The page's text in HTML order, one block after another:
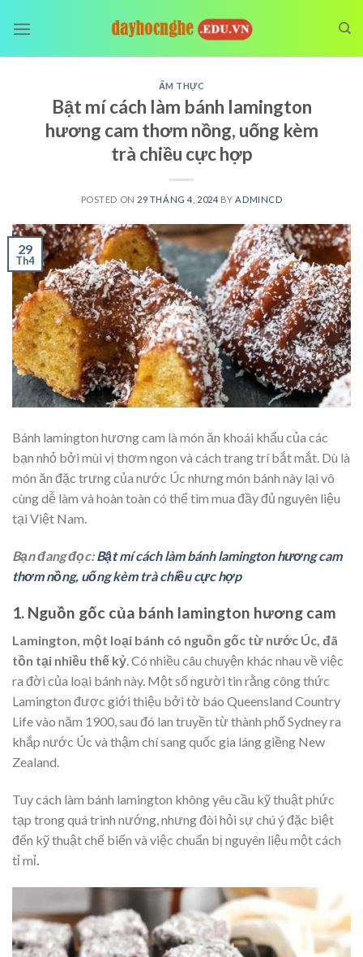
ẨM THỰC
Bật mí cách làm bánh lamington
hương cam thơm nồng, uống kèm
trà chiều cực hợp
POSTED ON 29 THÁNG 4, 2024 BY ADMINCD
29
Th4
Bánh lamington hương cam là món ăn khoái khẩu của các
bạn nhỏ bởi mùi vị thơm ngon và cách trang trí bắt mắt. Dù là
món ăn đặc trưng của nước Úc nhưng món bánh này lại vô
cùng dễ làm và hoàn toàn có thể tìm mua đầy đủ nguyên liệu
tại Việt Nam.
Bạn đang đọc:Bật mí cách làm bánh lamington hương cam
thơm nồng, uống kèm trà chiều cực hợp
1. Nguồn gốc của bánh lamington hương cam
Lamington, một loại bánh có nguồn gốc từ nước Úc, đã
tồn tại nhiều thế kỷ. Có nhiều câu chuyện khác nhau về việc
ra đời của loại bánh này. Một số người tin rằng công thức
Lamington được giới thiệu bởi tờ báo Queensland Country
Life vào năm 1900, sau đó lan truyền từ thành phố Sydney ra
khắp nước Úc và thậm chí sang quốc gia láng giềng New
Zealand.
Tuy cách làm bánh lamington không yêu cầu kỹ thuật phức
tạp trong quá trình nướng, nhưng đòi hỏi sự chú ý đặc biệt
đến kỹ thuật chế biến và việc chuẩn bị nguyên liệu một cách
tỉ mỉ.